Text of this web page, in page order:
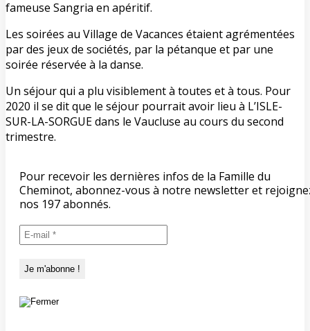
fameuse Sangria en apéritif.
Les soirées au Village de Vacances étaient agrémentées
par des jeux de sociétés, par la pétanque et par une
soirée réservée à la danse.
Un séjour qui a plu visiblement à toutes et à tous. Pour
2020 il se dit que le séjour pourrait avoir lieu à L’ISLE-
SUR-LA-SORGUE dans le Vaucluse au cours du second
trimestre.
Pour recevoir les dernières infos de la Famille du
Cheminot, abonnez-vous à notre newsletter et
nos 197 abonnés.